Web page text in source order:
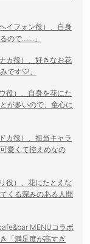
イフォン役）、自身
ので……」
カ役）、好きなお花
です♡」
役）、自身を花にた
が多いので、童心に
カ役）、担当キャラ
愛くて控えめなの
役）、花にたとえな
くる深みのある人間
MENUコラボ
「満足度が高すぎ